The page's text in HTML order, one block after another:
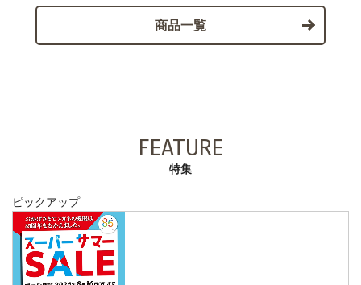
商品一覧
FEATURE
特集
ピックアップ